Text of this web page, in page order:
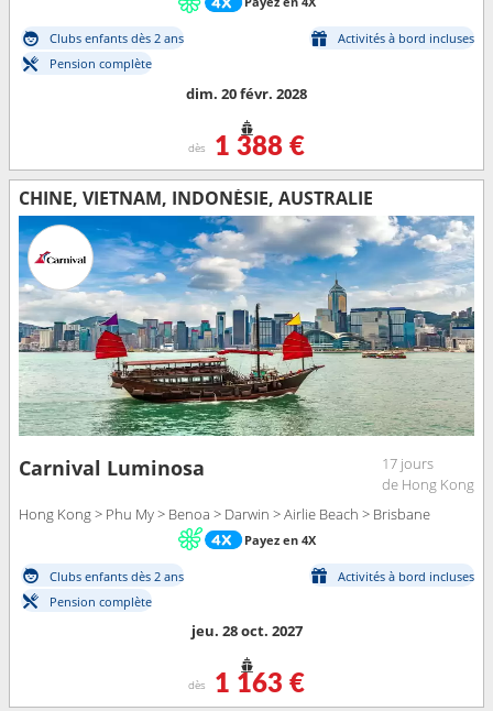
Clubs enfants dès 2 ans
Activités à bord incluses
Pension complète
dim. 20 févr. 2028
dès 1 388 €
CHINE, VIETNAM, INDONÉSIE, AUSTRALIE
Carnival Luminosa
17 jours
de Hong Kong
Hong Kong > Phu My > Benoa > Darwin > Airlie Beach > Brisbane
Payez en 4X
Clubs enfants dès 2 ans
Activités à bord incluses
Pension complète
jeu. 28 oct. 2027
dès 1 163 €